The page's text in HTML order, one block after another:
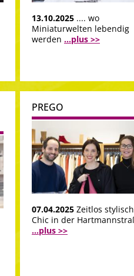
13.10.2025 .... wo
Miniaturwelten lebendig
werden ...plus >>
PREGO
07.04.2025 Zeitlos
Chic in der
...plus >>